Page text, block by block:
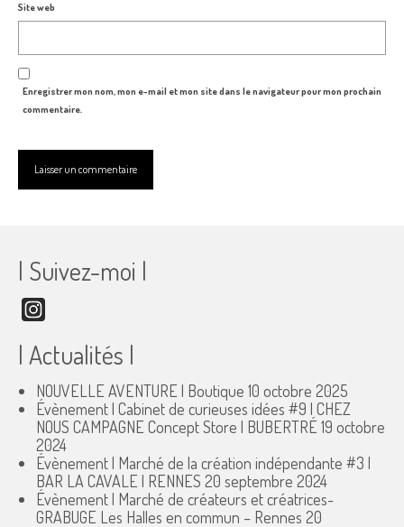
Site web
Enregistrer mon nom, mon e-mail et mon site dans le navigateur pour mon prochain
commentaire.
| Suivez-moi |
| Actualités |
NOUVELLE AVENTURE | Boutique 10 octobre 2025
Évènement | Cabinet de curieuses idées #9 | CHEZ
NOUS CAMPAGNE Concept Store | BUBERTRÉ 19 octobre
2024
Évènement | Marché de la création indépendante #3 |
BAR LA CAVALE | RENNES 20 septembre 2024
Évènement | Marché de créateurs et créatrices-
GRABUGE Les Halles en commun – Rennes 20